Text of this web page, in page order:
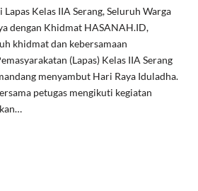
Kelas IIA Serang, Seluruh Warga
dengan Khidmat HASANAH.ID,
khidmat dan kebersamaan
(Lapas) Kelas IIA Serang
menyambut Hari Raya Iduladha.
petugas mengikuti kegiatan